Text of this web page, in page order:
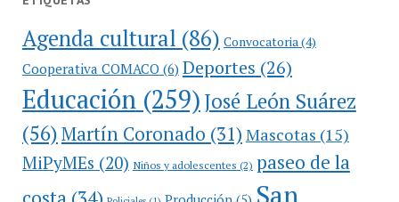
Agenda cultural (86) Convocatoria (4)
Cooperativa COMACO(6) Deportes (26)
Educación(259)José León Suárez
(56)Martín Coronado (31) Mascotas (15)
MiPyMEs (20) Niños y adolescentes (2) paseo de la
San